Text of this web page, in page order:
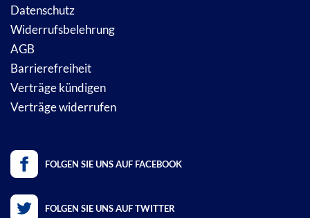
Datenschutz
Widerrufsbelehrung
AGB
Barrierefreiheit
Verträge kündigen
Verträge widerrufen
FOLGEN SIE UNS AUF FACEBOOK
FOLGEN SIE UNS AUF TWITTER